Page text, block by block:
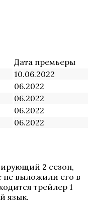
Дата премьеры
10.06.2022
06.2022
06.2022
06.2022
06.2022
2 сезон,
не выложили его в
трейлер 1
язык.